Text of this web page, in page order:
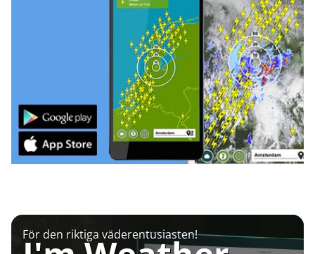
För den riktiga väderentusiasten!